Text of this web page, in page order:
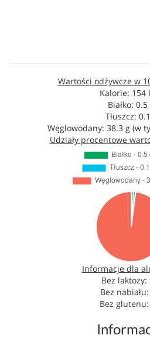
Wartości odżywcze w
Kalorie: 154
Białko: 0.5
Tłuszcz:
Węglowodany: 38.3 g (w
Udziały procentowe
Informacje dla
Bez laktozy:
Bez
Bez